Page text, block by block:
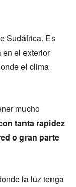
Sudáfrica. Es
el exterior
el clima
mucho
tanta rapidez
o gran parte
la luz tenga